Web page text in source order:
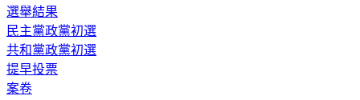
選舉結果
民主黨政黨初選
共和黨政黨初選
提早投票
案卷